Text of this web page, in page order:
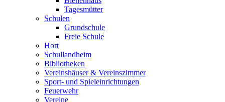
Tagesmütter
Schulen
Grundschule
Freie Schule
Hort
Schullandheim
Bibliotheken
Vereinshäuser & Vereinszimmer
Sport- und Spieleinrichtungen
Feuerwehr
Vereine